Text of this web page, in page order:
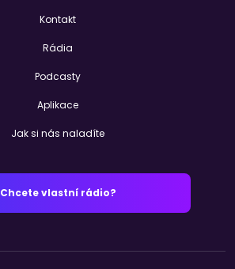
Kontakt
Rádia
Podcasty
Aplikace
Jak si nás naladíte
Chcete vlastní rádio?